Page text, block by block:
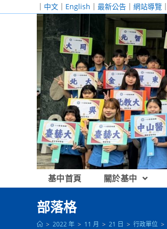
｜ 中文 ｜ English ｜ 最新公告 ｜ 網站導覽 ｜
基中首頁 關於基中
部落格
> 2022 年 > 11 月 > 21 日 > 行政單位 >